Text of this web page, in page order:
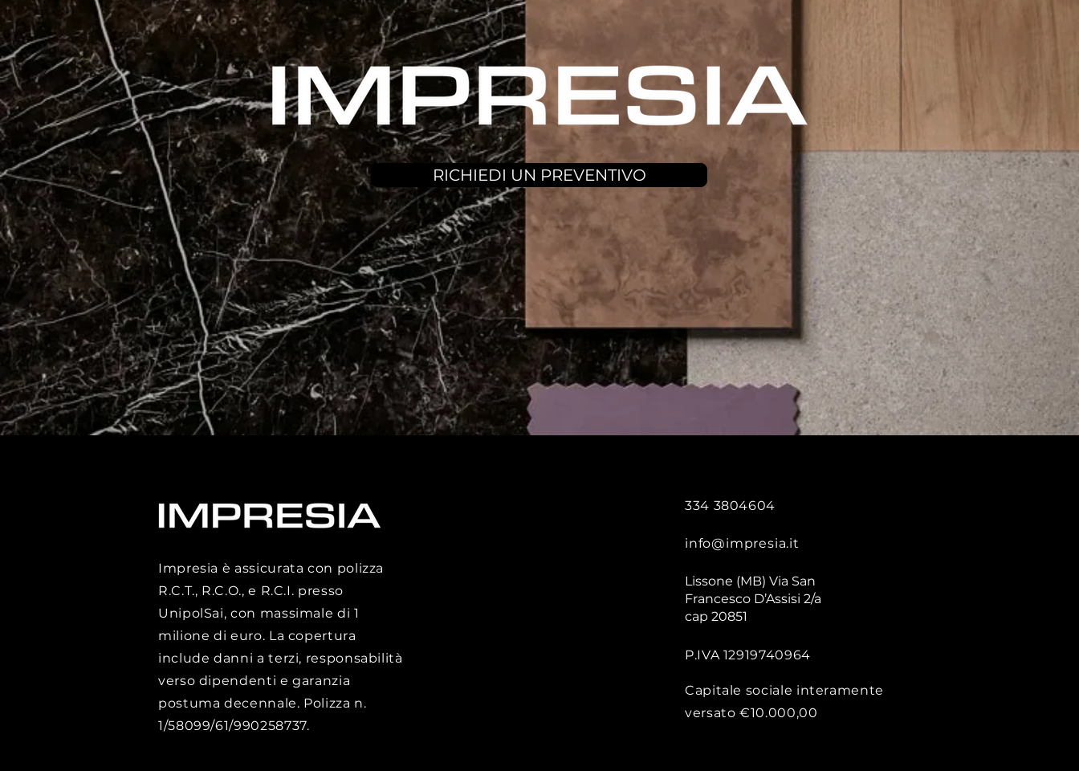
RICHIEDI UN PREVENTIVO
Impresia è assicurata con polizza
R.C.T., R.C.O., e R.C.I. presso
UnipolSai, con massimale di 1
milione di euro. La copertura
include danni a terzi, responsabilità
verso dipendenti e garanzia
postuma decennale. Polizza n.
1/58099/61/990258737.
334 3804604
info@impresia.it
Lissone (MB) Via San
Francesco D’Assisi 2/a
cap 20851
P.IVA 12919740964
Capitale sociale interamente
versato €10.000,00